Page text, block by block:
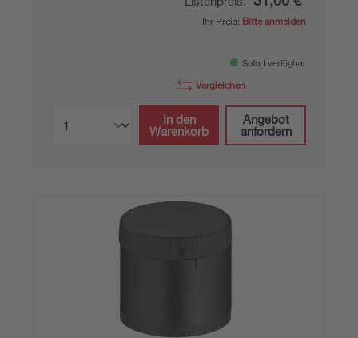
Ihr Preis: Bitte anmelden
Sofort verfügbar
Vergleichen
In den
Warenkorb
Angebot
anfordern